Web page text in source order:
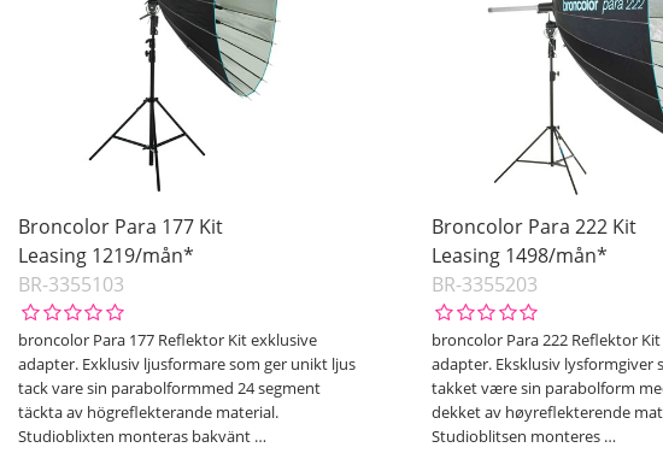
Broncolor Para 177 Kit
Leasing 1219/mån*
BR-3355103
broncolor Para 177 Reflektor Kit exklusive
adapter. Exklusiv ljusformare som ger unikt ljus
tack vare sin parabolformmed 24 segment
täckta av högreflekterande material.
Studioblixten monteras bakvänt …
Broncolor Para 222 Kit
Leasing 1498/mån*
BR-3355203
broncolor Para 222 Reflektor
adapter. Eksklusiv lysformgiver
takket være sin parabolform
dekket av høyreflekterende
Studioblitsen monteres …